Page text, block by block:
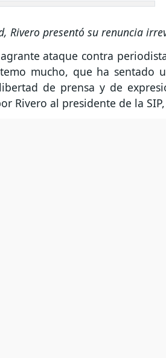
Rivero presentó su renuncia
ataque contra
mucho, que ha sentado
de prensa y de
Rivero al presidente de la